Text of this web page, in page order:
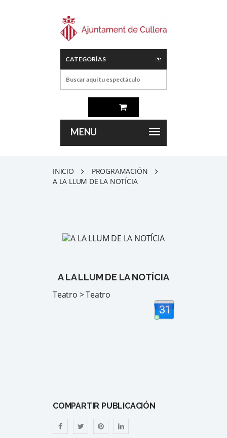
INICIO
PROGRAMACIÓN
A LA LLUM DE LA NOTÍCIA
A LA LLUM DE LA NOTÍCIA
Teatro > Teatro
COMPARTIR PUBLICACIÓN